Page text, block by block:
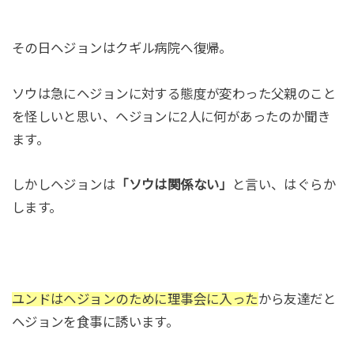
その日ヘジョンはクギル病院へ復帰。
ソウは急にヘジョンに対する態度が変わった父親のこと
を怪しいと思い、ヘジョンに2人に何があったのか聞き
ます。
しかしヘジョンは 「ソウは関係ない」
と言い、はぐらか
します。
ユンドはヘジョンのために理事会に入ったから友達だと
ヘジョンを食事に誘います。